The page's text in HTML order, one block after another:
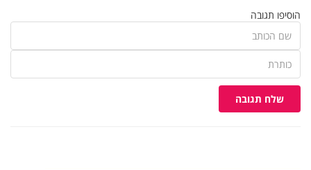
הוסיפו תגובה
שלח תגובה